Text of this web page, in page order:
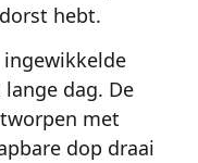
hebt.
dag. De
met
dop draai